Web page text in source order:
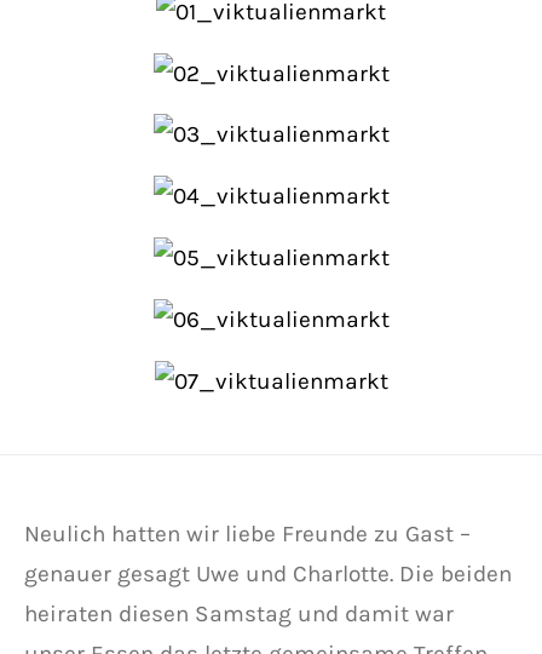
Neulich hatten wir liebe Freunde zu Gast –
genauer gesagt Uwe und Charlotte. Die beiden
heiraten diesen Samstag und damit war